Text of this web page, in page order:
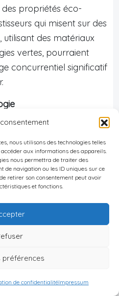
nous utilisons des technologies telles
aux informations des appareils.
nous permettra de traiter des
de navigation ou les ID uniques sur ce
retirer son consentement peut avoir
et fonctions.
préférences
de confidentialitéImpressum
propriétés éco-
qui misent sur des
des matériaux
vertes, pourraient
concurrentiel significatif
continue de
de Bali.
la réalité virtuelle pour
les systèmes de gestion
de vacances, et
qui façonnent
investisseurs qui adoptent
gestion.
infrastructures